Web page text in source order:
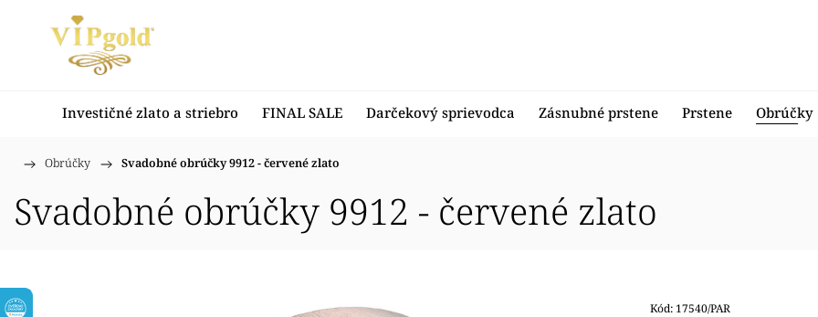
Investičné zlato a striebro FINAL SALE Darčekový sprievodca Zásnubné prstene Prstene Obrúčky
Domov
/ Obrúčky / Svadobné obrúčky 9912 - červené zlato
Svadobné obrúčky 9912 - červené zlato
Kód: 17540/PAR